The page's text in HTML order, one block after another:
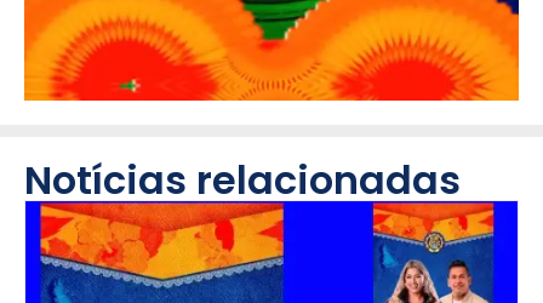
Notícias relacionadas